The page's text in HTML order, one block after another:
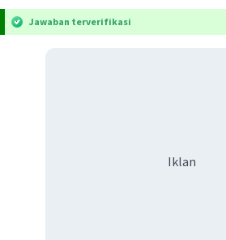
Jawaban terverifikasi
Iklan